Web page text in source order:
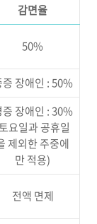
감면율
50%
증 장애인 : 50%
증 장애인 : 30%
요일과 공휴일
제외한 주중에
만 적용)
전액 면제